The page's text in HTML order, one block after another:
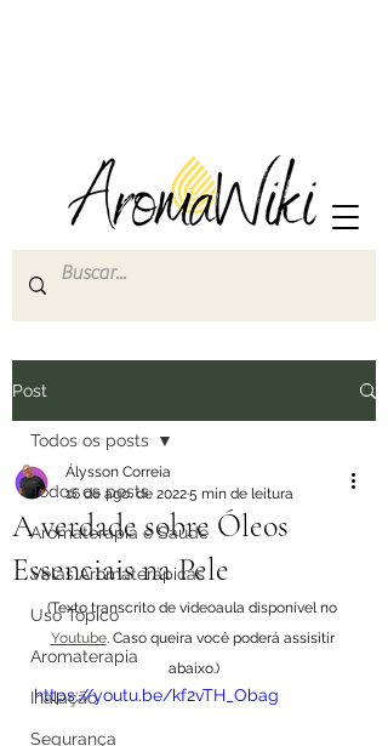
Post
Todos os posts
Aromaterapia e Saúde
Velas Aromaterápicas
Uso Tópico
Aromaterapia
Inalação
Segurança
Todos os posts
A verdade sobre Óleos
Essenciais na Pele
Álysson Correia
16 de ago. de 20225 min de leitura
(Texto transcrito de videoaula disponível no
Youtube. Caso queira você poderá assisitir
abaixo.)
https://youtu.be/kf2vTH_Obag